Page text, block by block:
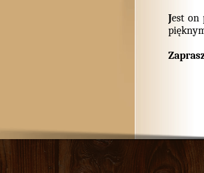
Jest on